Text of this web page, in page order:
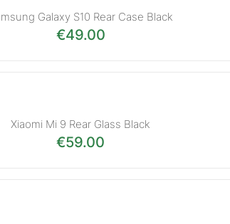
Galaxy S10 Rear Case Black
€49.00
Xiaomi Mi 9 Rear Glass Black
€59.00